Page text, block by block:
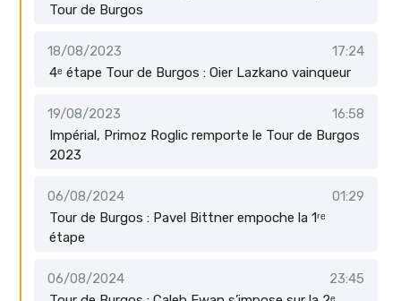
Tour de Burgos
18/08/2023
17:24
4ᵉ étape Tour de Burgos : Oier Lazkano vainqueur
19/08/2023
16:58
Impérial, Primoz Roglic remporte le Tour de Burgos
2023
06/08/2024
01:29
Tour de Burgos : Pavel Bittner empoche la 1ʳᵉ
étape
06/08/2024
23:45